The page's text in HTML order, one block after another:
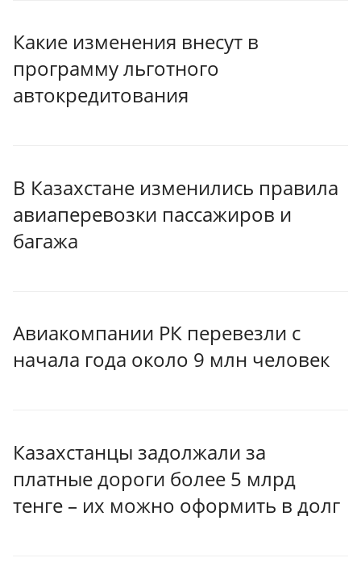
Какие изменения внесут в
программу льготного
автокредитования
В Казахстане изменились правила
авиаперевозки пассажиров и
багажа
Авиакомпании РК перевезли с
начала года около 9 млн человек
Казахстанцы задолжали за
платные дороги более 5 млрд
тенге – их можно оформить в долг